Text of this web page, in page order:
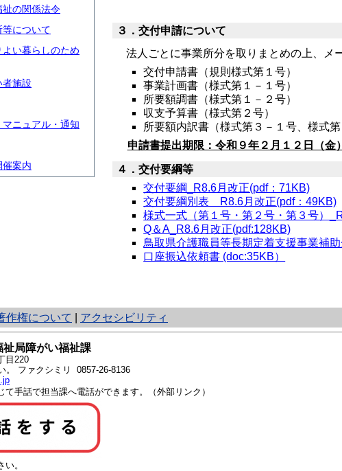
祉の関係法令
について
い暮らしのため
者施設
ニュアル・通知
催案内
３．交付申請について
法人ごとに事業所分を取りまとめの上、メ
交付申請書（規則様式第１号）
事業計画書（様式第１－１号）
所要額調書（様式第１－２号）
収支予算書（様式第２号）
所要額内訳書（様式第３－１号、様式第
申請書提出期限：令和９年２月１２日（金）
４．交付要綱等
交付要綱_R8.6月改正(pdf：71KB)
交付要綱別表 R8.6月改正(pdf：49KB)
様式一式（第１号・第２号・第３号）
Q＆A_R8.6月改正(pdf:128KB)
鳥取県介護職員等長期定着支援事業補
口座振込依頼書 (doc:35KB）
作権について アクセシビリティ
局障がい福祉課
目220
。
ファクシミリ 0857-26-8136
手話で担当課へ電話ができます。（外部リンク）
い。